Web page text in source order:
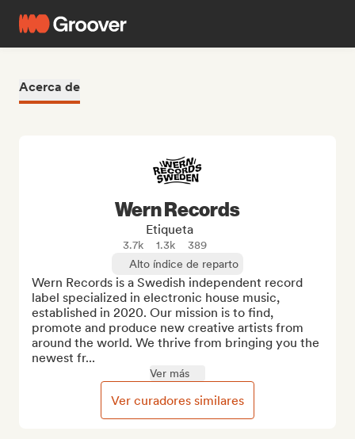
Acerca de
Wern Records
Etiqueta
3.7k 1.3k
389
Alto índice de reparto
Wern Records is a Swedish independent record
label specialized in electronic house music,
established in 2020. Our mission is to find,
promote and produce new creative artists from
around the world. We thrive from bringing you the
newest fr...
Ver más
Ver curadores similares